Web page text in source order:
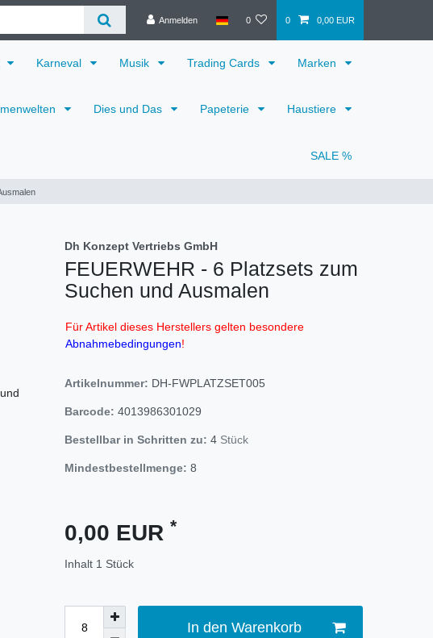
Anmelden 0 0 0,00 EUR
Karneval Musik Trading Cards Marken
Dies und Das Papeterie Haustiere
SALE %
Dh Konzept Vertriebs GmbH
FEUERWEHR - 6 Platzsets zum
Suchen und Ausmalen
Für Artikel dieses Herstellers gelten besondere
Abnahmebedingungen!
Artikelnummer: DH-FWPLATZSET005
Barcode: 4013986301029
Bestellbar in Schritten zu: 4 Stück
Mindestbestellmenge: 8
0,00 EUR *
Inhalt 1 Stück
In den Warenkorb